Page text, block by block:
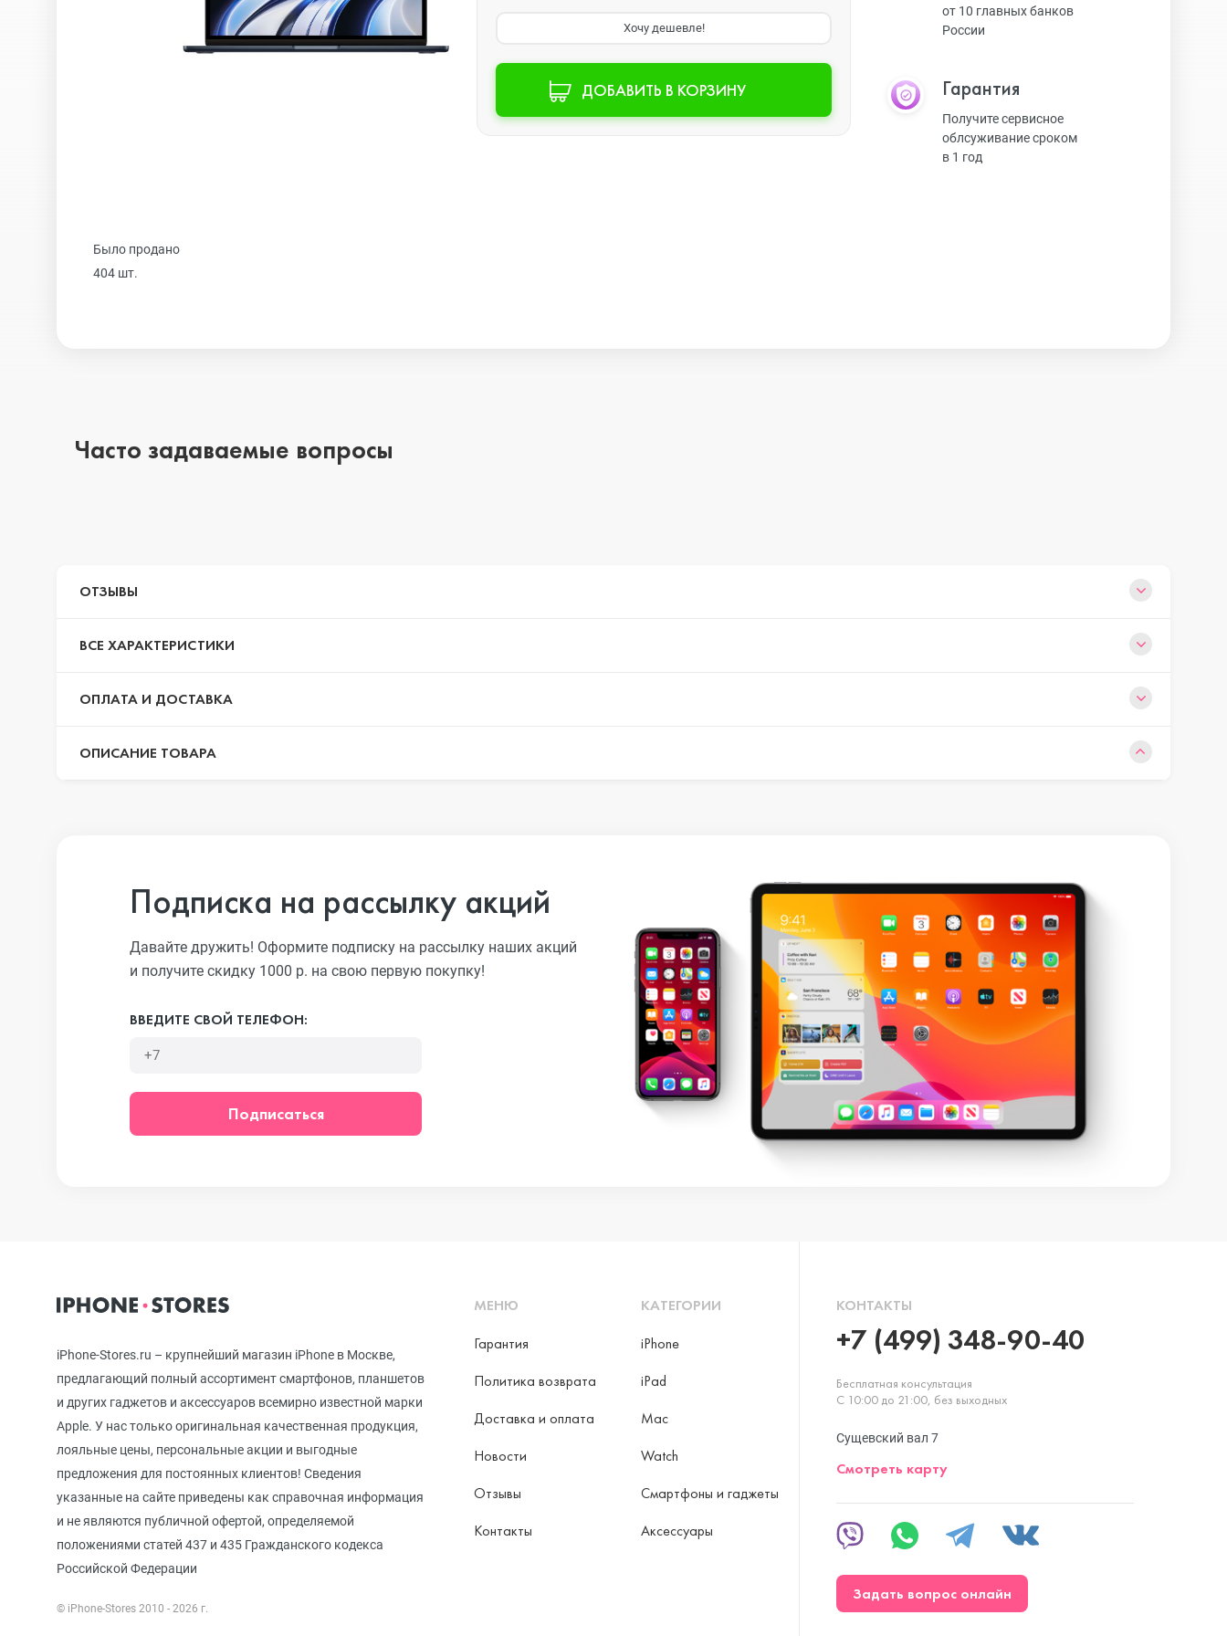
iPhone 16 Plus
iPhone 15 Pro
iPhone 13 Pro Max
iPhone 13
iPhone 13 mini
iPhone 12 Pro Max
iPhone 11 Pro Max
iPhone 11 Pro
iPhone 11
iPhone XS Max
Watch SE 2
Watch SE
Хочу дешевле!
ДОБАВИТЬ В КОРЗИНУ
Было продано
404 шт.
от 10 главных банков
России
Гарантия
Получите сервисное
облсуживание сроком
в 1 год
Часто задаваемые вопросы
ОТЗЫВЫ
ВСЕ ХАРАКТЕРИСТИКИ
ОПЛАТА И ДОСТАВКА
ОПИСАНИЕ ТОВАРА
Подписка на рассылку акций
Давайте дружить! Оформите подписку на рассылку наших акций
и получите скидку 1000 р. на свою первую покупку!
ВВЕДИТЕ СВОЙ ТЕЛЕФОН:
Подписаться
iPhone-Stores.ru – крупнейший магазин iPhone в Москве,
предлагающий полный ассортимент смартфонов, планшетов
и других гаджетов и аксессуаров всемирно известной марки
Apple. У нас только оригинальная качественная продукция,
лояльные цены, персональные акции и выгодные
предложения для постоянных клиентов! Сведения
указанные на сайте приведены как справочная информация
и не являются публичной офертой, определяемой
положениями статей 437 и 435 Гражданского кодекса
Российской Федерации
© iPhone-Stores 2010 - 2026 г.
МЕНЮ
Гарантия
Политика возврата
Доставка и оплата
Новости
Отзывы
Контакты
КАТЕГОРИИ
iPhone
iPad
Mac
Watch
Смартфоны и гаджеты
Аксессуары
КОНТАКТЫ
+7 (499) 348-90-40
Бесплатная консультация
С 10:00 до 21:00, без выходных
Сущевский вал 7
Смотреть карту
Задать вопрос онлайн